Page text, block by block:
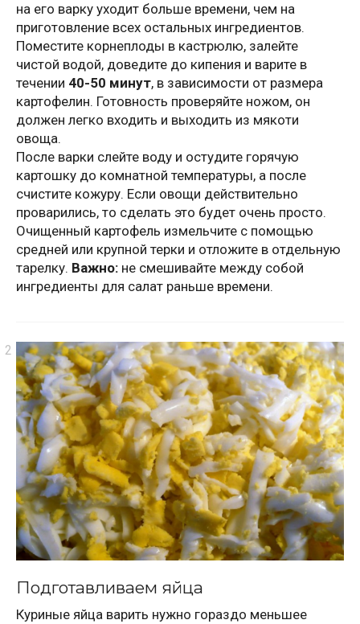
на его варку уходит больше времени, чем на
приготовление всех остальных ингредиентов.
Поместите корнеплоды в кастрюлю, залейте
чистой водой, доведите до кипения и варите в
течении 40-50 минут, в зависимости от размера
картофелин. Готовность проверяйте ножом, он
должен легко входить и выходить из мякоти
овоща.
После варки слейте воду и остудите горячую
картошку до комнатной температуры, а после
счистите кожуру. Если овощи действительно
проварились, то сделать это будет очень просто.
Очищенный картофель измельчите с помощью
средней или крупной терки и отложите в отдельную
тарелку. Важно: не смешивайте между собой
ингредиенты для салат раньше времени.
Подготавливаем яйца
Куриные яйца варить нужно гораздо меньшее